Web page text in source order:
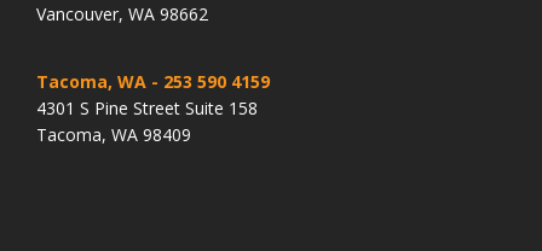
Vancouver, WA 98662
Tacoma, WA - 253 590 4159
4301 S Pine Street Suite 158
Tacoma, WA 98409